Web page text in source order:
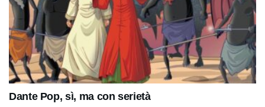
Dante Pop, sì, ma con serietà